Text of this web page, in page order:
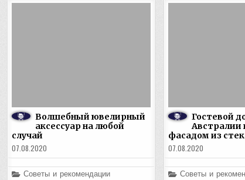
Волшебный ювелирный
аксессуар на любой
случай
07.08.2020
Posted
Советы и рекомендации
Гостевой
Австралии
фасадом из
07.08.2020
Posted
Советы и